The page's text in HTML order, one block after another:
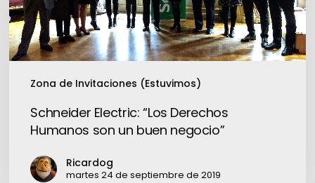
Zona de Invitaciones (Estuvimos)
un
buen
negocio”
Schneider Electric: “Los Derechos
Humanos son un buen negocio”
Ricardog
martes 24 de septiembre de 2019